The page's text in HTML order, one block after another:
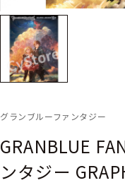
グランブルーファンタジー
GRANBLUE
ンタジー